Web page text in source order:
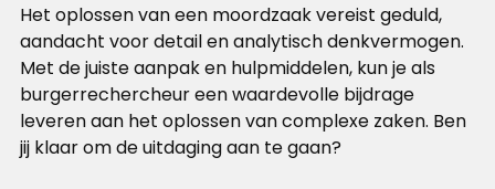
Het oplossen van een moordzaak vereist geduld,
aandacht voor detail en analytisch denkvermogen.
Met de juiste aanpak en hulpmiddelen, kun je als
burgerrechercheur een waardevolle bijdrage
leveren aan het oplossen van complexe zaken. Ben
jij klaar om de uitdaging aan te gaan?